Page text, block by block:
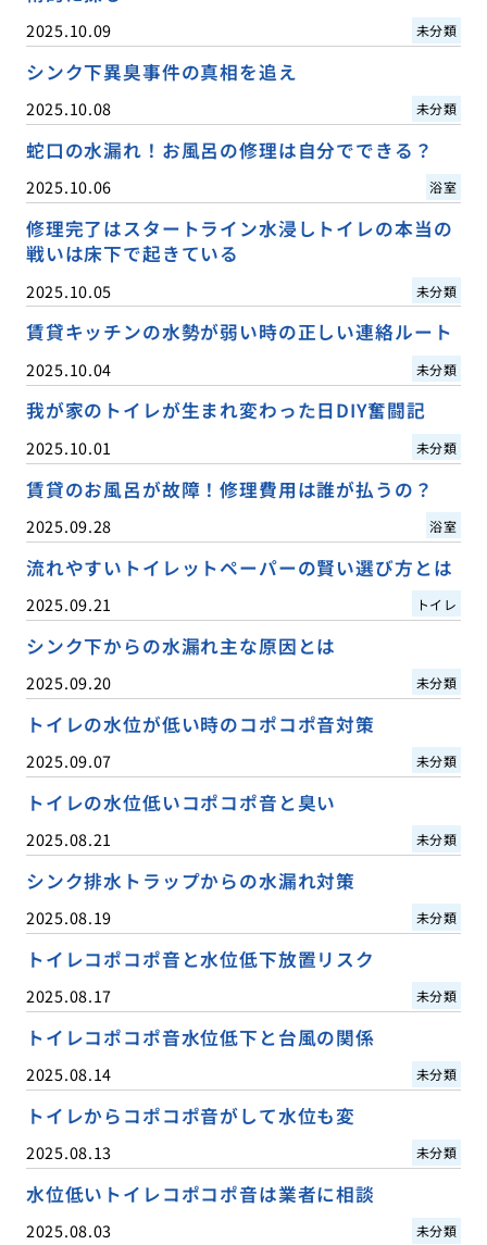
2025.10.09 未分類
シンク下異臭事件の真相を追え
2025.10.08 未分類
蛇口の水漏れ！お風呂の修理は自分でできる？
2025.10.06 浴室
修理完了はスタートライン水浸しトイレの本当の
戦いは床下で起きている
2025.10.05 未分類
賃貸キッチンの水勢が弱い時の正しい連絡ルート
2025.10.04 未分類
我が家のトイレが生まれ変わった日DIY奮闘記
2025.10.01 未分類
賃貸のお風呂が故障！修理費用は誰が払うの？
2025.09.28 浴室
流れやすいトイレットペーパーの賢い選び方とは
2025.09.21 トイレ
シンク下からの水漏れ主な原因とは
2025.09.20 未分類
トイレの水位が低い時のコポコポ音対策
2025.09.07 未分類
トイレの水位低いコポコポ音と臭い
2025.08.21 未分類
シンク排水トラップからの水漏れ対策
2025.08.19 未分類
トイレコポコポ音と水位低下放置リスク
2025.08.17 未分類
トイレコポコポ音水位低下と台風の関係
2025.08.14 未分類
トイレからコポコポ音がして水位も変
2025.08.13 未分類
水位低いトイレコポコポ音は業者に相談
2025.08.03 未分類